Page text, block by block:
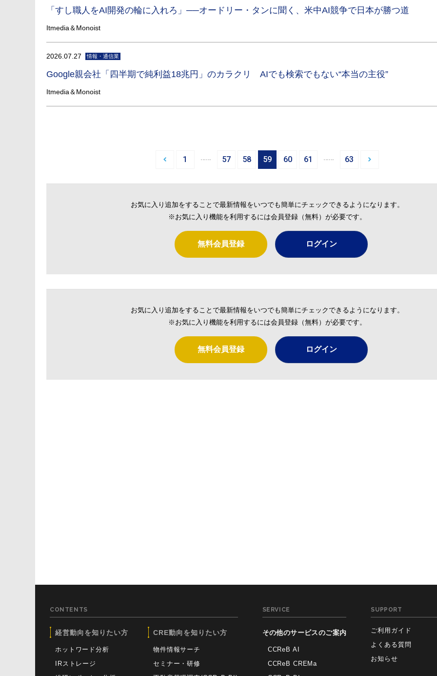
「すし職人をAI開発の輪に入れろ」──オードリー・タンに聞く、米中AI競争で日本が勝つ道
Itmedia＆Monoist
2026.07.27 情報・通信業
Google親会社「四半期で純利益18兆円」のカラクリ AIでも検索でもない“本当の主役”
Itmedia＆Monoist
1 … 57 58 59 60 61 … 63
お気に入り追加をすることで最新情報をいつでも簡単にチェックできるようになります。
※お気に入り機能を利用するには会員登録（無料）が必要です。
無料会員登録 ログイン
お気に入り追加をすることで最新情報をいつでも簡単にチェックできるようになります。
※お気に入り機能を利用するには会員登録（無料）が必要です。
無料会員登録 ログイン
CONTENTS
経営動向を知りたい方
ホットワード分析
IRストレージ
CRE動向を知りたい方
物件情報サーチ
セミナー・研修
SERVICE
その他のサービスのご案内
CCReB AI
CCReB CREMa
SUPPORT
ご利用ガイド
よくある質問
お知らせ